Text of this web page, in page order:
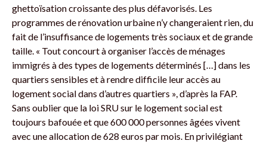
ghettoïsation croissante des plus défavorisés. Les
programmes de rénovation urbaine n’y changeraient rien, du
fait de l’insuffisance de logements très sociaux et de grande
taille. « Tout concourt à organiser l’accès de ménages
immigrés à des types de logements déterminés […] dans les
quartiers sensibles et à rendre difficile leur accès au
logement social dans d’autres quartiers », d’après la FAP.
Sans oublier que la loi SRU sur le logement social est
toujours bafouée et que 600 000 personnes âgées vivent
avec une allocation de 628 euros par mois. En privilégiant